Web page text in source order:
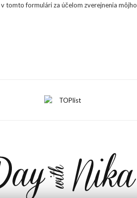
tomto formulári za účelom zverejnenia môjho